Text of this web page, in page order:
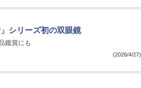
シリーズ初の双眼鏡
鑑賞にも
(2026/4/27)